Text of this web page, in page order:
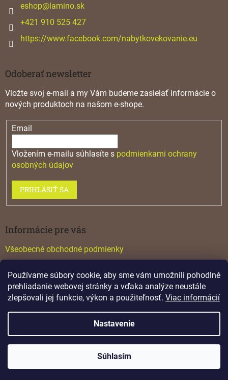
Používame súbory cookie, aby sme vám umožnili pohodlné
prehliadanie webovej stránky a vďaka analýze neustále
zlepšovali jej funkcie, výkon a použiteľnosť. Viac informácií
Nastavenie
Súhlasím
eshop@lamino.sk
+421 910 525 427
https://www.facebook.com/nabytkovekovanie.eu
Odoberať newsletter
Vložte svoj e-mail a my Vám budeme zasielať informácie o
nových produktoch na našom e-shope.
Email
Vložením e-mailu súhlasíte s podmienkami ochrany
osobných údajov
PRIHLÁSIŤ SA
Informácie pre vás
Všeobecné obchodné podmienky
Katalógy
Vytvoril Shoptet
Lamino. Všetky práva vyhradené.